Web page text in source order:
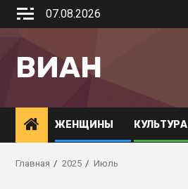
07.08.2026
ВИАН
ЖЕНЩИНЫ КУЛЬТУРА
Главная 2025 Июль